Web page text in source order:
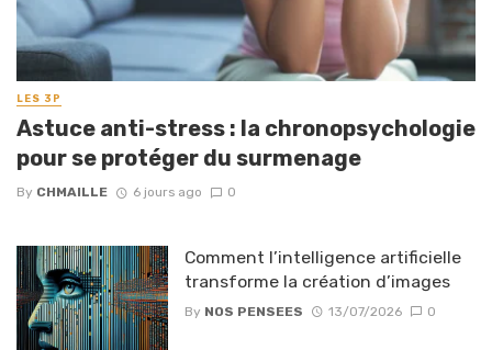
LES 3P
Astuce anti-stress : la chronopsychologie
pour se protéger du surmenage
By CHMAILLE 6 jours ago 0
Comment l’intelligence artificielle
transforme la création d’images
By NOS PENSEES 13/07/2026 0